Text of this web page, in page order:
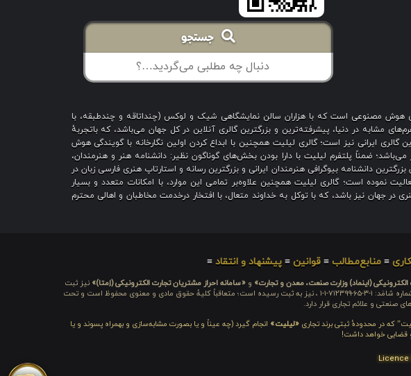
جستجو
هوش مصنوعی است که با هزاران سالن نمایشگاهی شیک و لوکس (چنداتاقه و چندطبقه، با
مشابه در دنیا، پیشرفته‌ترین و بزرگترین گالری آنلاین در کل جهان می‌باشد، که باتجربهٔ
گالری ایرانی نیز است؛ گالری لیلیت همچنین با ابداع کردن اولین نگارخانه با گویندگی هوش
ضمناً پلتفرم لیلیت با دارا بودن بخش‌های گوناگون نظیر: دانشنامه هنر و هنرمندان،
دانشنامه بیوگرافی هنرمندان ایرانی و بزرگترین رسانه و استارتاپ هنری فارسی زبان در
نموده است؛ گالری لیلیت همچنین علاوه‌بر تمامی این موارد، با امکانات متعدد و بسیار
در جهان نیز باشد، که با توکل به خداوند متعال، با افتخار درخدمت مخاطبان و اهالی محترم
≡منابع‌مطالب ≡قوانین ≡پیشنهاد و انتقاد ≡
(اینماد) وزارت صنعت، معدن و تجارت» و «سامانه احراز مشتریان تجارت الکترونیکی (اِمتا)» نیز ثبت
بشماره شامَد: ۱-۳-۶۵-۷۱۲۳۹۹-۱-۱ ، نیز به ثبت رسیده است؛ متعاقباً کلیهٔ حقوق مادی و معنوی محفوظ است و تحت
صنعتی و علائم تجاری قرار دارد.
که در محدودهٔ ثبتی برند تجاری «لیلیت» انجام گیرد (چه عیناً و یا بصورت مشابه‌سازی و بهمراه پسوند و یا
و قضایی خواهد داشت!
Licence